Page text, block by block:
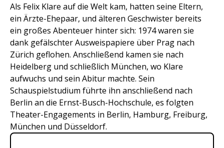
Als Felix Klare auf die Welt kam, hatten seine Eltern,
ein Ärzte-Ehepaar, und älteren Geschwister bereits
ein großes Abenteuer hinter sich: 1974 waren sie
dank gefälschter Ausweispapiere über Prag nach
Zürich geflohen. Anschließend kamen sie nach
Heidelberg und schließlich München, wo Klare
aufwuchs und sein Abitur machte. Sein
Schauspielstudium führte ihn anschließend nach
Berlin an die Ernst-Busch-Hochschule, es folgten
Theater-Engagements in Berlin, Hamburg, Freiburg,
München und Düsseldorf.